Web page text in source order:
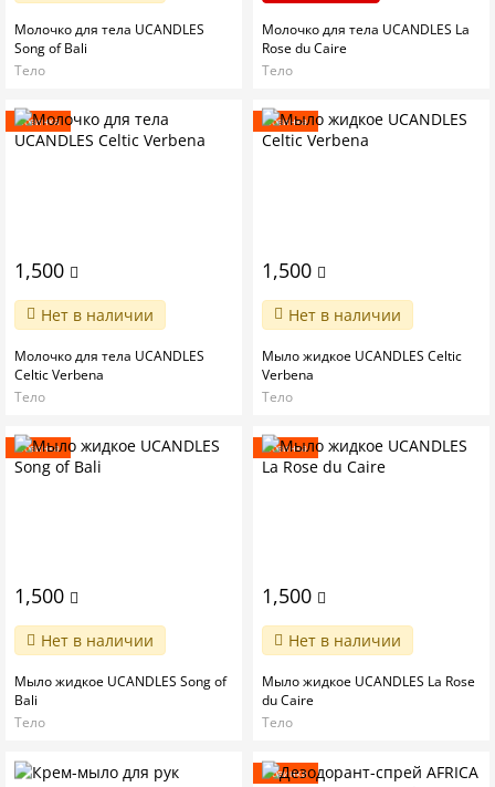
Молочко для тела UCANDLES
Song of Bali
Тело
Молочко для тела UCANDLES La
Rose du Caire
Тело
Новинка
1,500
Нет в наличии
Молочко для тела UCANDLES
Celtic Verbena
Тело
Новинка
1,500
Нет в наличии
Мыло жидкое UCANDLES Celtic
Verbena
Тело
Новинка
1,500
Нет в наличии
Мыло жидкое UCANDLES Song of
Bali
Тело
Новинка
1,500
Нет в наличии
Мыло жидкое UCANDLES La Rose
du Caire
Тело
Новинка